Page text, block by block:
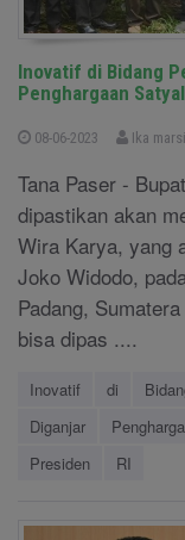
Inovatif di Bidang
Penghargaan
08-06-2023 Ika
Tana Paser -
dipastikan akan
Wira Karya, yang
Joko Widodo,
Padang,
bisa dipas ....
Inovatif di
Diganjar
Presiden
RI